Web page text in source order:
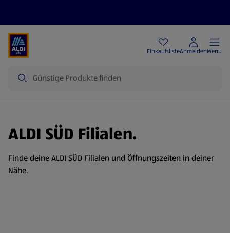
EinkaufslisteAnmeldenMenu
ALDI SÜD Filialen.
Finde deine ALDI SÜD Filialen und Öffnungszeiten in deiner
Nähe.